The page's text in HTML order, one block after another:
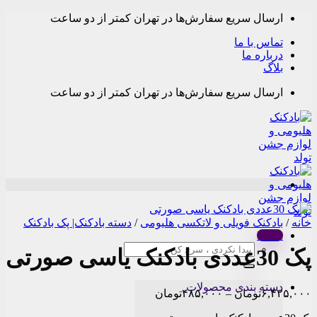
Skip
content
ارسال سریع سفارش‌ها در تهران کمتر از دو ساعت
تماس با ما
درباره ما
بلاگ
ارسال سریع سفارش‌ها در تهران کمتر از دو ساعت
Menu
جستجو
برای:
دسته بندی محصولات
خانه / بادکنک فویلی و لاتکسی هلیومی / دسته بادکنک| پک بادکنک
پک 30عددی بادکنک یاسی صورتی
۶,۴۲۵,۰۰۰تومان – ۴۸۵,۰۰۰تومان